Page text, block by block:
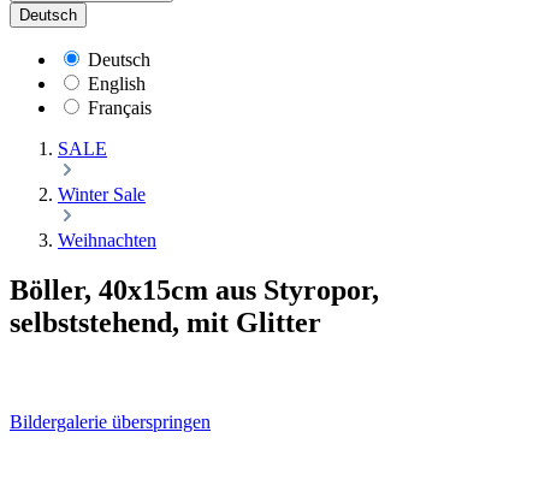
Deutsch
Deutsch
English
Français
SALE
Winter Sale
Weihnachten
Böller, 40x15cm aus Styropor,
selbststehend, mit Glitter
Bildergalerie überspringen